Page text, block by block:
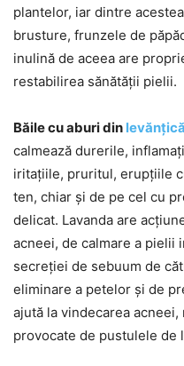
plantelor, iar dintre
brusture, frunzele de
inulină de aceea are
restabilirea sănătății pielii.
Băile cu aburi din levănțică
calmează durerile,
iritațiile, pruritul, erupțiile
ten, chiar și de pe cel cu
delicat. Lavanda are
acneei, de calmare a pielii
secreției de sebuum de
eliminare a petelor și de
ajută la vindecarea
provocate de pustulele de